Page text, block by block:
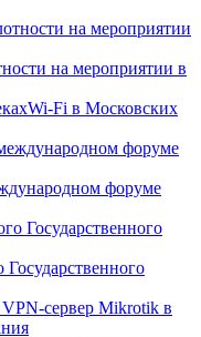
на мероприятии в
Wi-Fi в Московских
форуме